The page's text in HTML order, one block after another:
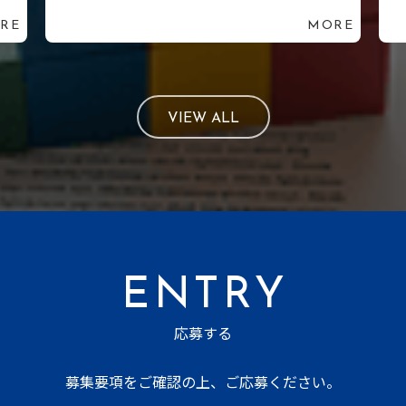
MORE
VIEW ALL
ENTRY
応募する
募集要項をご確認の上、ご応募ください。